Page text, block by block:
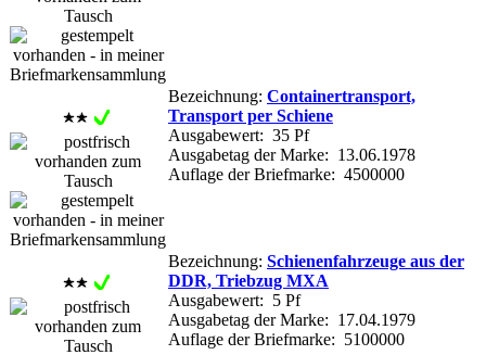
Bezeichnung: Containertransport,
Transport per Schiene
Ausgabewert: 35 Pf
Ausgabetag der Marke: 13.06.1978
Auflage der Briefmarke: 4500000
Bezeichnung: Schienenfahrzeuge aus der
DDR, Triebzug MXA
Ausgabewert: 5 Pf
Ausgabetag der Marke: 17.04.1979
Auflage der Briefmarke: 5100000